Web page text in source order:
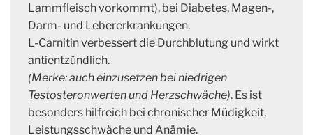
Lammfleisch vorkommt), bei Diabetes, Magen-,
Darm- und Lebererkrankungen.
L-Carnitin verbessert die Durchblutung und wirkt
antientzündlich.
(Merke: auch einzusetzen bei niedrigen
Testosteronwerten und Herzschwäche). Es ist
besonders hilfreich bei chronischer Müdigkeit,
Leistungsschwäche und Anämie.